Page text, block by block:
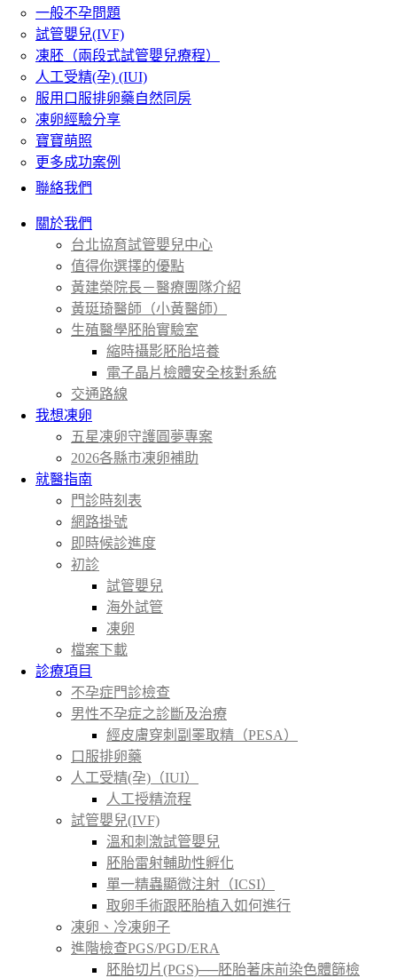
一般不孕問題
試管嬰兒(IVF)
凍胚（兩段式試管嬰兒療程）
人工受精(孕) (IUI)
服用口服排卵藥自然同房
凍卵經驗分享
寶寶萌照
更多成功案例
聯絡我們
關於我們
台北協育試管嬰兒中心
值得你選擇的優點
黃建榮院長－醫療團隊介紹
黃珽琦醫師（小黃醫師）
生殖醫學胚胎實驗室
縮時攝影胚胎培養
電子晶片檢體安全核對系統
交通路線
我想凍卵
五星凍卵守護圓夢專案
2026各縣市凍卵補助
就醫指南
門診時刻表
網路掛號
即時候診進度
初診
試管嬰兒
海外試管
凍卵
檔案下載
診療項目
不孕症門診檢查
男性不孕症之診斷及治療
經皮膚穿刺副睪取精（PESA）
口服排卵藥
人工受精(孕)（IUI）
人工授精流程
試管嬰兒(IVF)
溫和刺激試管嬰兒
胚胎雷射輔助性孵化
單一精蟲顯微注射（ICSI）
取卵手術跟胚胎植入如何進行
凍卵、冷凍卵子
進階檢查PGS/PGD/ERA
胚胎切片(PGS)──胚胎著床前染色體篩檢